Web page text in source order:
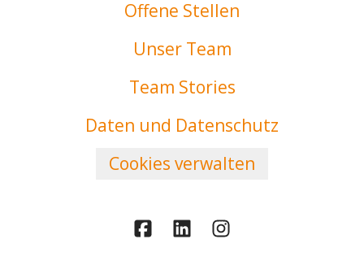
Offene Stellen
Unser Team
Team Stories
Daten und Datenschutz
Cookies verwalten